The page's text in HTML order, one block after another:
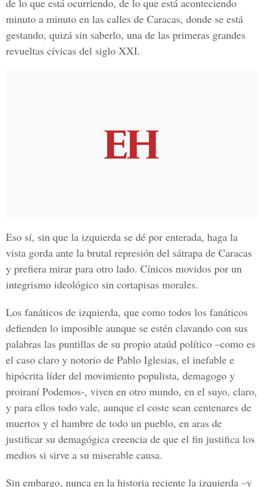
de lo que está ocurriendo, de lo que está aconteciendo
minuto a minuto en las calles de Caracas, donde se está
gestando, quizá sin saberlo, una de las primeras grandes
revueltas cívicas del siglo XXI.
Eso sí, sin que la izquierda se dé por enterada, haga la
vista gorda ante la brutal represión del sátrapa de Caracas
y prefiera mirar para otro lado. Cínicos movidos por un
integrismo ideológico sin cortapisas morales.
Los fanáticos de izquierda, que como todos los fanáticos
defienden lo imposible aunque se estén clavando con sus
palabras las puntillas de su propio ataúd político –como es
el caso claro y notorio de Pablo Iglesias, el inefable e
hipócrita líder del movimiento populista, demagogo y
proiraní Podemos-, viven en otro mundo, en el suyo, claro,
y para ellos todo vale, aunque el coste sean centenares de
muertos y el hambre de todo un pueblo, en aras de
justificar su demagógica creencia de que el fin justifica los
medios si sirve a su miserable causa.
Sin embargo, nunca en la historia reciente la izquierda –y